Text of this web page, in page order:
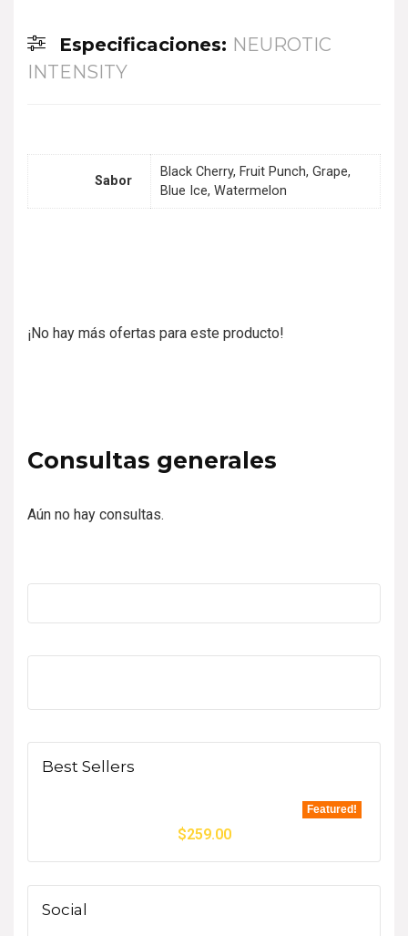
Especificaciones: NEUROTIC
INTENSITY
Sabor
Black Cherry, Fruit Punch, Grape,
Blue Ice, Watermelon
¡No hay más ofertas para este producto!
Consultas generales
Aún no hay consultas.
Best Sellers
Featured!
$259.00
Social